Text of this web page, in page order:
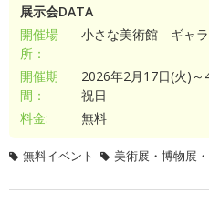
展示会DATA
開催場
所：
小さな美術館 ギャ
開催期
間：
2026年2月17日(火)～
祝日
料金:
無料
無料イベント 美術展・博物展